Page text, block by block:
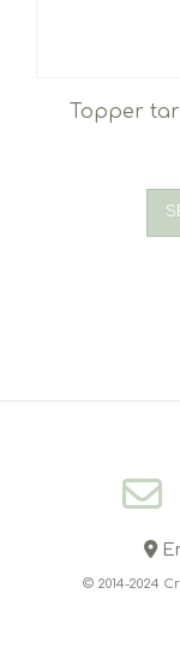
Topper
© 2014-2024